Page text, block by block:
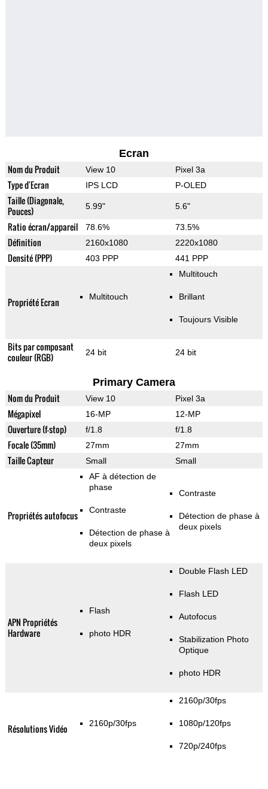
Ecran
Nom du Produit View 10 Pixel 3a
Type d'Ecran IPS LCD P-OLED
Taille (Diagonale,
Pouces)
5.99" 5.6"
Ratio écran/appareil 78.6% 73.5%
Définition 2160x1080 2220x1080
Densité (PPP) 403 PPP 441 PPP
Propriété Ecran Multitouch
Multitouch
Brillant
Toujours Visible
Bits par composant
couleur (RGB)
24 bit 24 bit
Primary Camera
Nom du Produit View 10 Pixel 3a
Mégapixel 16-MP 12-MP
Ouverture (f-stop) f/1.8 f/1.8
Focale (35mm) 27mm 27mm
Taille Capteur Small Small
Propriétés autofocus
AF à détection de
phase
Contraste
Détection de phase à
deux pixels
Contraste
Détection de phase à
deux pixels
APN Propriétés
Hardware
Flash
photo HDR
Double Flash LED
Flash LED
Autofocus
Stabilization Photo
Optique
photo HDR
Résolutions Vidéo 2160p/30fps
2160p/30fps
1080p/120fps
720p/240fps